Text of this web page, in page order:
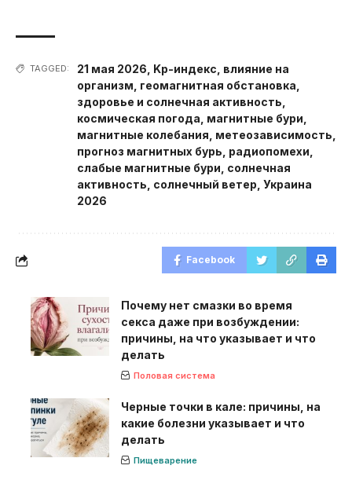
TAGGED: 21 мая 2026, Kp-индекс, влияние на
организм, геомагнитная обстановка,
здоровье и солнечная активность,
космическая погода, магнитные бури,
магнитные колебания, метеозависимость,
прогноз магнитных бурь, радиопомехи,
слабые магнитные бури, солнечная
активность, солнечный ветер, Украина
2026
Facebook
Почему нет смазки во время
секса даже при возбуждении:
причины, на что указывает и что
делать
Половая система
Черные точки в кале: причины, на
какие болезни указывает и что
делать
Пищеварение